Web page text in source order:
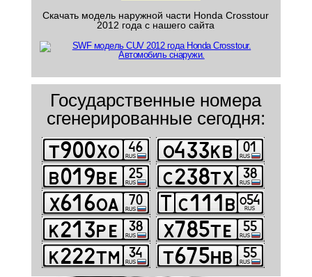
Скачать модель наружной части Honda Crosstour
2012 года с нашего сайта
Государственные номера
сгенерированные сегодня: